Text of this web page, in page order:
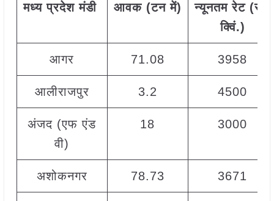
मध्य प्रदेश मंडी आवक(टन में) न्यूनतम रेट(रु
क्विं.)
आगर 71.08 3958
आलीराजपुर 3.2 4500
अंजद (एफ एंड
वी)
18 3000
अशोकनगर 78.73 3671